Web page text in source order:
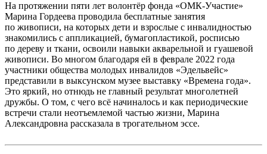
На протяжении пяти лет волонтёр фонда «ОМК-Участие»
Марина Гордеева проводила бесплатные занятия
по живописи, на которых дети и взрослые с инвалидностью
знакомились с аппликацией, бумагопластикой, росписью
по дереву и ткани, освоили навыки акварельной и гуашевой
живописи. Во многом благодаря ей в феврале 2022 года
участники общества молодых инвалидов «Эдельвейс»
представили в выксунском музее выставку «Времена года».
Это яркий, но отнюдь не главный результат многолетней
дружбы. О том, с чего всё начиналось и как периодические
встречи стали неотъемлемой частью жизни, Марина
Александровна рассказала в трогательном эссе.